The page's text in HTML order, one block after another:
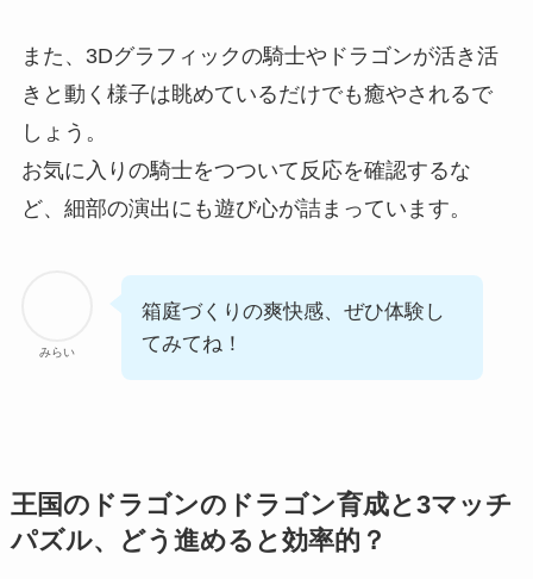
また、3Dグラフィックの騎士やドラゴンが活き活
きと動く様子は眺めているだけでも癒やされるで
しょう。
お気に入りの騎士をつついて反応を確認するな
ど、細部の演出にも遊び心が詰まっています。
みらい
箱庭づくりの爽快感、ぜひ体験し
てみてね！
王国のドラゴンのドラゴン育成と3マッチ
パズル、どう進めると効率的？